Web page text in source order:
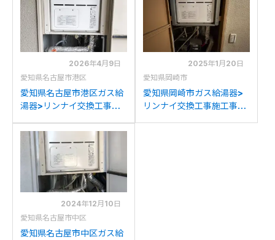
2026年4月9日
愛知県名古屋市港区
愛知県名古屋市港区ガス給
湯器>リンナイ交換工事施
2001SATからリンナイ
RVD-A2000SAT(B)への
交換
2025年1月20日
愛知県岡崎市
愛知県岡崎市ガス給湯器>
リンナイ交換工事施工事
2024年12月10日
愛知県名古屋市中区
愛知県名古屋市中区ガス給